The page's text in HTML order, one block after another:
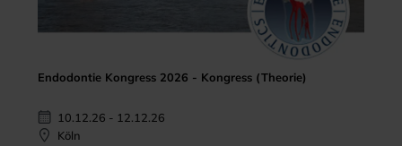
Endodontie Kongress 2026 - Kongress (Theorie)
10.12.26 - 12.12.26
Köln